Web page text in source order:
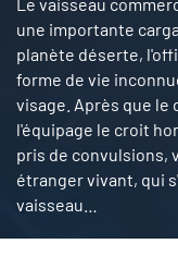
une importante
planète déserte,
forme de vie
visage. Après que
l'équipage le croit
pris de convulsions,
étranger vivant, qui
vaisseau…